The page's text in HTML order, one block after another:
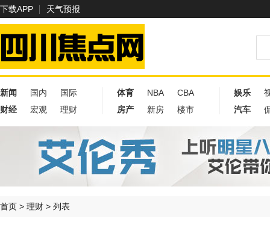
下载APP 天气预报
新闻 国内
国际
财经
宏观 理财
体育 NBA
CBA
房产
新房 楼市
娱乐
汽车
首页 > 理财 > 列表